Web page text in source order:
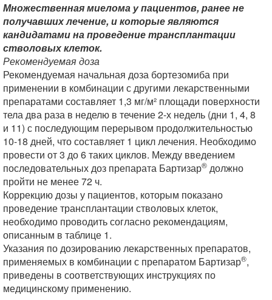
Множественная миелома у пациентов, ранее не
получавших лечение, и которые являются
кандидатами на проведение трансплантации
стволовых клеток.
Рекомендуемая доза
Рекомендуемая начальная доза бортезомиба при
применении в комбинации с другими лекарственными
препаратами составляет 1,3 мг/м² площади поверхности
тела два раза в неделю в течение 2-х недель (дни 1, 4, 8
и 11) с последующим перерывом продолжительностью
10-18 дней, что составляет 1 цикл лечения. Необходимо
провести от 3 до 6 таких циклов. Между введением
последовательных доз препарата Бартизар® должно
пройти не менее 72 ч.
Коррекцию дозы у пациентов, которым показано
проведение трансплантации стволовых клеток,
необходимо проводить согласно рекомендациям,
описанным в таблице 1.
Указания по дозированию лекарственных препаратов,
применяемых в комбинации с препаратом Бартизар®,
приведены в соответствующих инструкциях по
медицинскому применению.